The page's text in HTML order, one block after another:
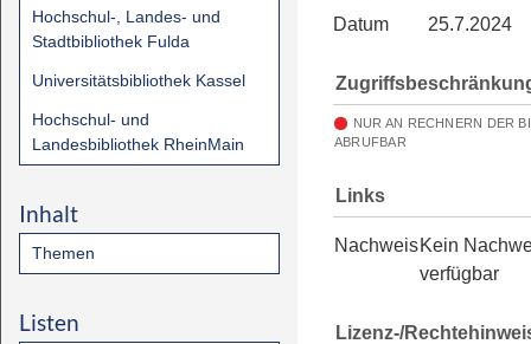
Hochschul-, Landes- und
Stadtbibliothek Fulda
Universitätsbibliothek Kassel
Hochschul- und
Landesbibliothek RheinMain
Inhalt
Themen
Listen
Datum
25.7.2024
NUR AN RECHNERN DER
ABRUFBAR
Links
NachweisKein
verfügbar
Lizenz-/